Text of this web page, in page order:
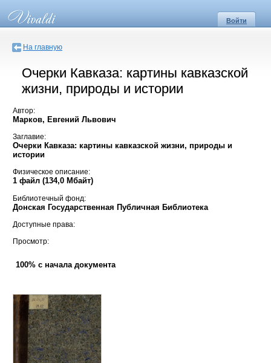
Войти
На главную
Очерки Кавказа: картины кавказской
жизни, природы и истории
Автор:
Марков, Евгений Львович
Заглавие:
Очерки Кавказа: картины кавказской жизни, природы и
истории
Физическое описание:
1 файл (134,0 Мбайт)
Библиотечный фонд:
Донская Государственная Публичная Библиотека
Доступные права:
Просмотр:
100% с начала документа